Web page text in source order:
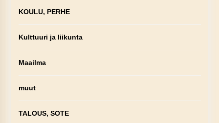
KOULU, PERHE
Kulttuuri ja liikunta
Maailma
muut
TALOUS, SOTE